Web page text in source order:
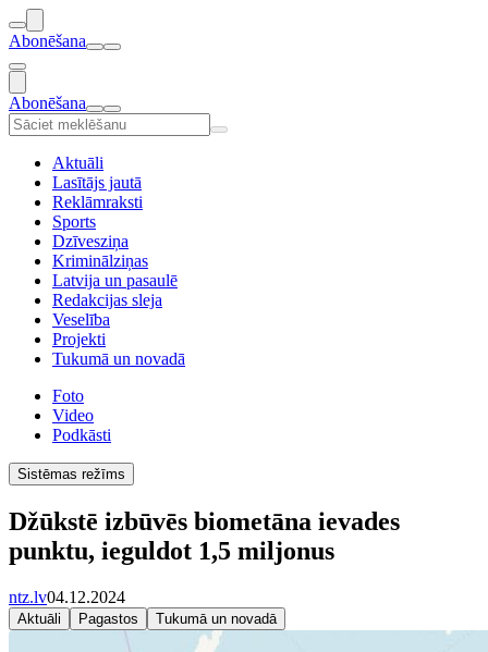
Abonēšana
Abonēšana
Aktuāli
Lasītājs jautā
Reklāmraksti
Sports
Dzīvesziņa
Kriminālziņas
Latvija un pasaulē
Redakcijas sleja
Veselība
Projekti
Tukumā un novadā
Foto
Video
Podkāsti
Sistēmas režīms
Džūkstē izbūvēs biometāna ievades
punktu, ieguldot 1,5 miljonus
ntz.lv04.12.2024
Aktuāli Pagastos Tukumā un novadā